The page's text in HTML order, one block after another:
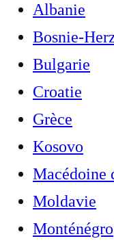
Albanie
Bosnie-
Bulgarie
Croatie
Grèce
Kosovo
Macédoine
Moldavie
Monténégro